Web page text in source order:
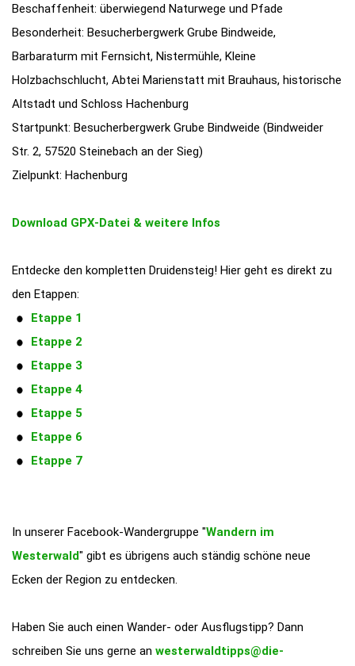
Beschaffenheit: überwiegend Naturwege und Pfade
Besonderheit: Besucherbergwerk Grube Bindweide,
Barbaraturm mit Fernsicht, Nistermühle, Kleine
Holzbachschlucht, Abtei Marienstatt mit Brauhaus, historische
Altstadt und Schloss Hachenburg
Startpunkt: Besucherbergwerk Grube Bindweide (Bindweider
Str. 2, 57520 Steinebach an der Sieg)
Zielpunkt: Hachenburg
Download GPX-Datei & weitere Infos
Entdecke den kompletten Druidensteig! Hier geht es direkt zu
den Etappen:
Etappe 1
Etappe 2
Etappe 3
Etappe 4
Etappe 5
Etappe 6
Etappe 7
In unserer Facebook-Wandergruppe "Wandern im
Westerwald" gibt es übrigens auch ständig schöne neue
Ecken der Region zu entdecken.
Haben Sie auch einen Wander- oder Ausflugstipp? Dann
schreiben Sie uns gerne an westerwaldtipps@die-